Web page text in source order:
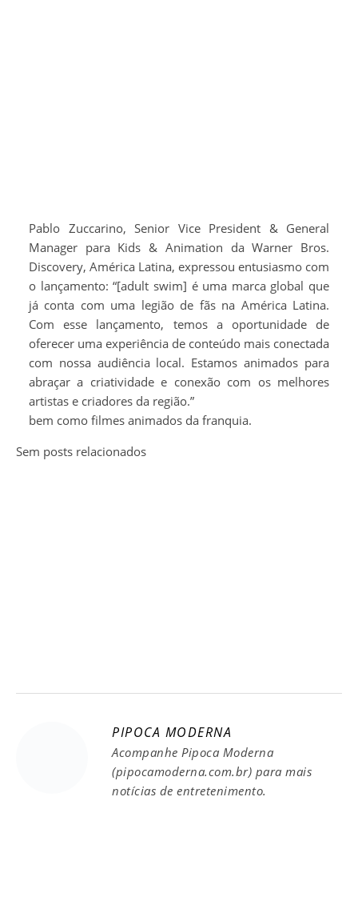
Pablo Zuccarino, Senior Vice President & General
Manager para Kids & Animation da Warner Bros.
Discovery, América Latina, expressou entusiasmo com
o lançamento: “[adult swim] é uma marca global que
já conta com uma legião de fãs na América Latina.
Com esse lançamento, temos a oportunidade de
oferecer uma experiência de conteúdo mais conectada
com nossa audiência local. Estamos animados para
abraçar a criatividade e conexão com os melhores
artistas e criadores da região.”
bem como filmes animados da franquia.
Sem posts relacionados
PIPOCA MODERNA
Acompanhe Pipoca Moderna
(pipocamoderna.com.br) para mais
notícias de entretenimento.